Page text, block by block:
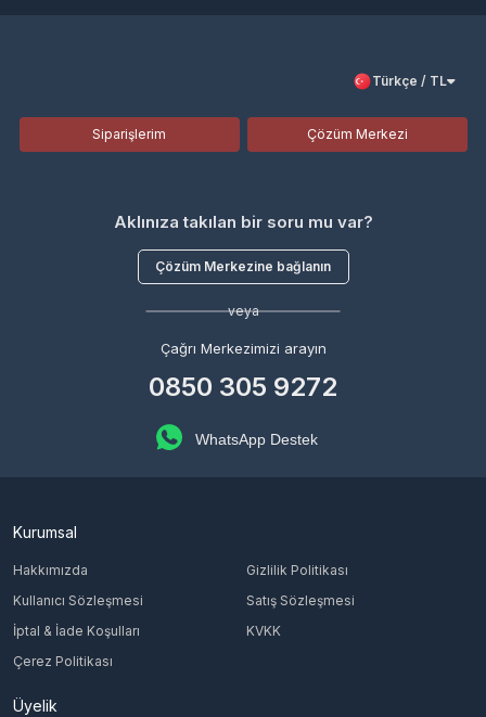
Türkçe / TL
Siparişlerim Çözüm Merkezi
Aklınıza takılan bir soru mu var?
Çözüm Merkezine bağlanın
veya
Çağrı Merkezimizi arayın
0850 305 9272
WhatsApp Destek
Kurumsal
Hakkımızda
Gizlilik Politikası
Kullanıcı Sözleşmesi
Satış Sözleşmesi
İptal & İade Koşulları
KVKK
Çerez Politikası
Üyelik